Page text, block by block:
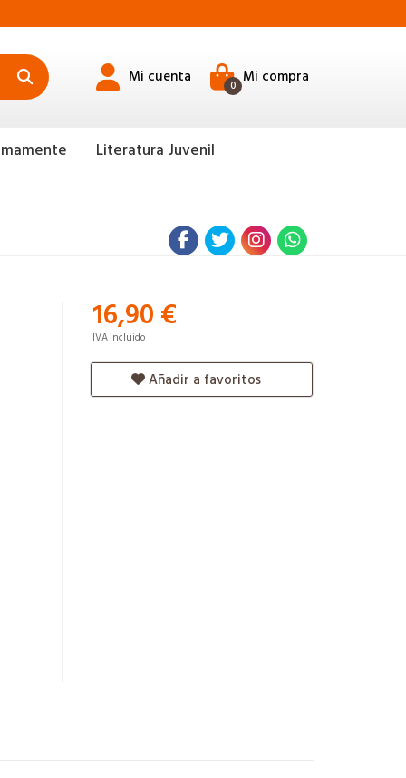
Mi cuenta Mi compra
0
Literatura Juvenil
16,90 €
IVA incluido
Añadir a favoritos